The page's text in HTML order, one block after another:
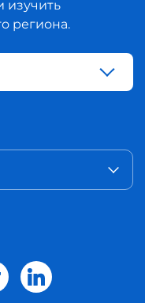
изучить
региона.